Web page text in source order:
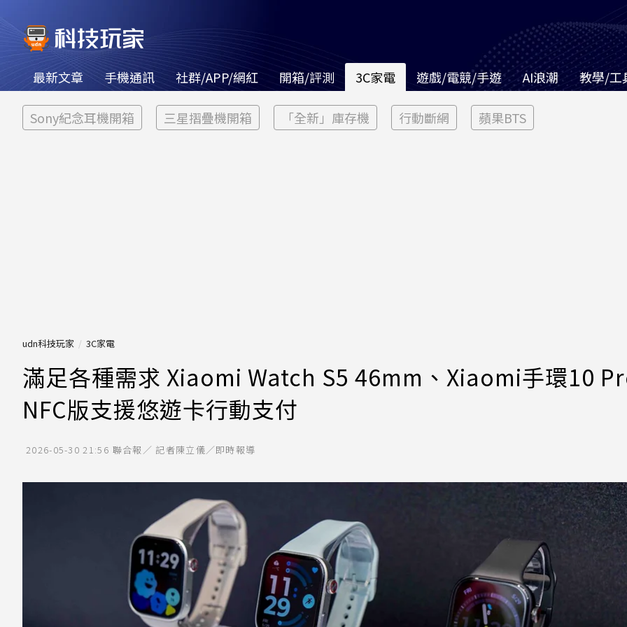
最新文章 手機通訊 社群/APP/網紅 開箱/評測 3C家電 遊戲/電競/手遊 AI浪潮 教學/工
Sony紀念耳機開箱 三星摺疊機開箱 「全新」庫存機 行動斷網 蘋果BTS
udn科技玩家 3C家電
滿足各種需求 Xiaomi Watch S5 46mm、Xiaomi手環10
NFC版支援悠遊卡行動支付
2026-05-30 21:56 聯合報／ 記者陳立儀／即時報導